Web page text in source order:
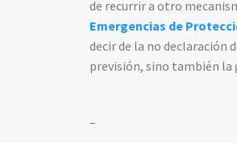
de recurrir a otro
Emergencias de
decir de la no declaración
previsión, sino también la
–